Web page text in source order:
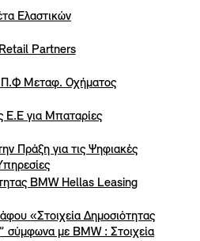
Ελαστικών
Partners
Μεταφ. Οχήματος
Ε.Ε για Μπαταρίες
Πράξη για τις Ψηφιακές
BMW Hellas Leasing
«Στοιχεία Δημοσιότητας
σύμφωνα με BMW : Στοιχεία